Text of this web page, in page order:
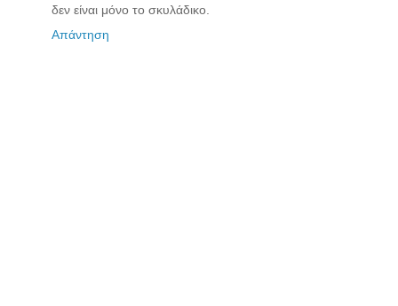
δεν είναι μόνο το σκυλάδικο.
Απάντηση